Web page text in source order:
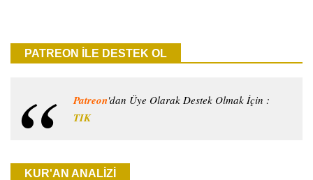
PATREON İLE DESTEK OL
Patreon'dan Üye Olarak Destek Olmak İçin :
TIK
KUR'AN ANALİZİ